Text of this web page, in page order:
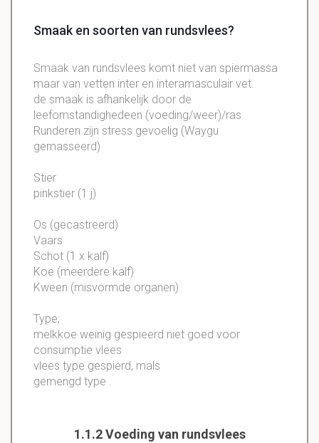
Smaak en soorten van rundsvlees?
Smaak van rundsvlees komt niet van spiermassa
maar van vetten inter en interamasculair vet.
de smaak is afhankelijk door de
leefomstandighedeen (voeding/weer)/ras
Runderen zijn stress gevoelig (Waygu
gemasseerd)
Stier
pinkstier (1 j)
Os (gecastreerd)
Vaars
Schot (1 x kalf)
Koe (meerdere kalf)
Kween (misvormde organen)
Type;
melkkoe weinig gespieerd niet goed voor
consumptie vlees
vlees type gespierd, mals
gemengd type .
1.1.2 Voeding van rundsvlees